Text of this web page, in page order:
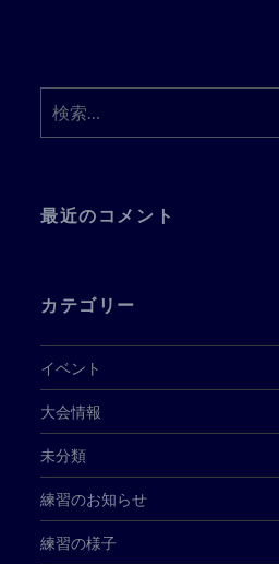
索:
最近のコメント
カテゴリー
イベント
大会情報
未分類
練習のお知らせ
練習の様子